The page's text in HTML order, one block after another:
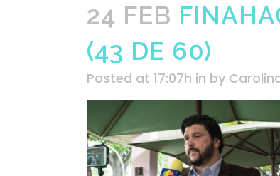
24 FEB
(43 DE 60)
Posted at 17:07h in by